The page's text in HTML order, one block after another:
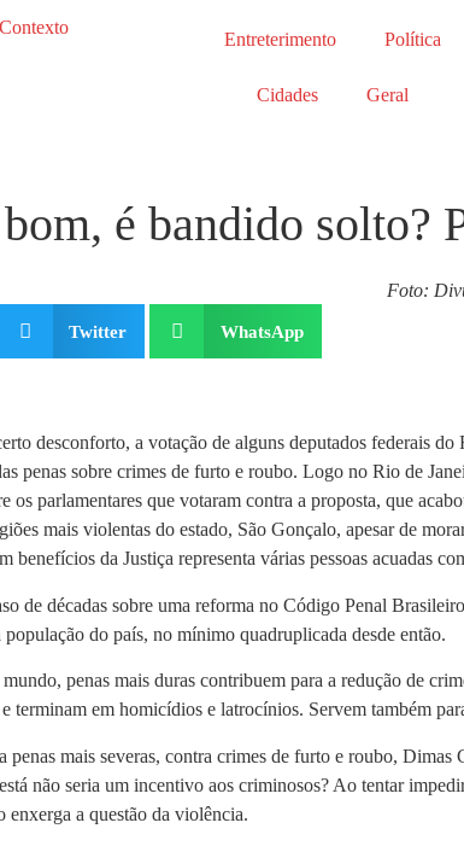
Entreterimento Política
Cidades Geral
é bandido solto?
Foto:
Twitter WhatsApp
desconforto, a votação de alguns deputados federais
penas sobre crimes de furto e roubo. Logo no Rio de
os parlamentares que votaram contra a proposta, que
mais violentas do estado, São Gonçalo, apesar de
benefícios da Justiça representa várias pessoas acuadas
de décadas sobre uma reforma no Código Penal
do país, no mínimo quadruplicada desde então.
penas mais duras contribuem para a redução de
terminam em homicídios e latrocínios. Servem também
penas mais severas, contra crimes de furto e roubo,
não seria um incentivo aos criminosos? Ao tentar
enxerga a questão da violência.